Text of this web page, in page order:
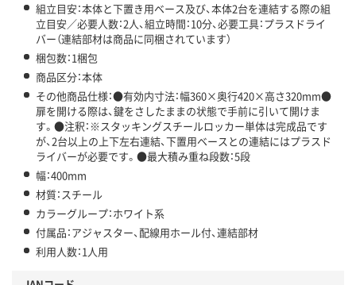
組立目安：本体と下置き用ベース及び、本体2台を連結する際の組
立目安／必要人数：2人、組立時間：10分、必要工具：プラスドライ
バー（連結部材は商品に同梱されています）
梱包数：1梱包
商品区分：本体
その他商品仕様：●有効内寸法：幅360×奥行420×高さ320mm●
扉を開ける際は、鍵をさしたままの状態で手前に引いて開けま
す。●注釈：※スタッキングスチールロッカー単体は完成品です
が、2台以上の上下左右連結、下置用ベースとの連結にはプラスド
ライバーが必要です。●最大積み重ね段数：5段
幅：400mm
材質：スチール
カラーグループ：ホワイト系
付属品：アジャスター、配線用ホール付、連結部材
利用人数：1人用